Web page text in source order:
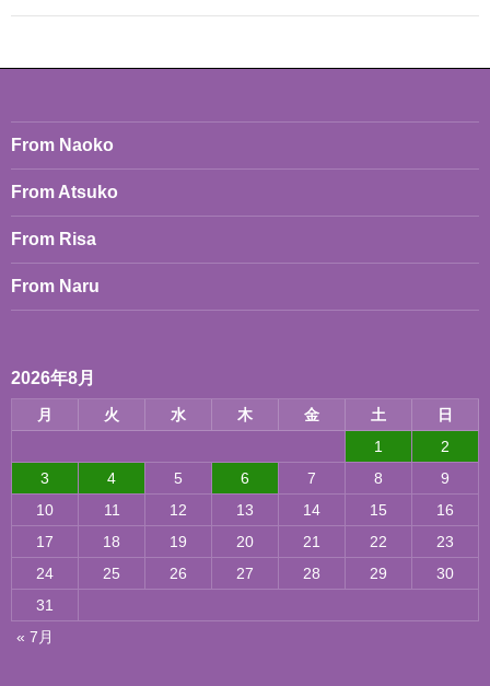
ー
ン
From Naoko
From Atsuko
From Risa
From Naru
2026年8月
月 火 水 木 金 土
日
1
2
3
4 5 6 7 8
9
10
11 12 13 14 15
16
17
18 19 20 21 22
23
24
25 26 27 28 29
30
31
« 7月